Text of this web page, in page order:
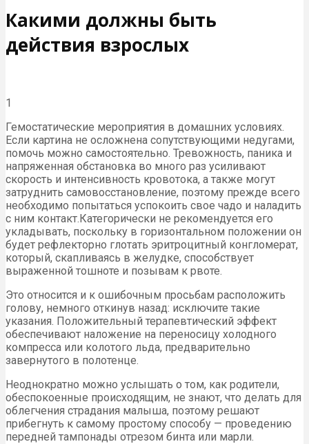
Какими должны быть
действия взрослых
1
Гемостатические мероприятия в домашних условиях.
Если картина не осложнена сопутствующими недугами,
помочь можно самостоятельно. Тревожность, паника и
напряженная обстановка во много раз усиливают
скорость и интенсивность кровотока, а также могут
затруднить самовосстановление, поэтому прежде всего
необходимо попытаться успокоить свое чадо и наладить
с ним контакт.Категорически не рекомендуется его
укладывать, поскольку в горизонтальном положении он
будет рефлекторно глотать эритроцитный конгломерат,
который, скапливаясь в желудке, способствует
выраженной тошноте и позывам к рвоте.
Это относится и к ошибочным просьбам расположить
голову, немного откинув назад: исключите такие
указания. Положительный терапевтический эффект
обеспечивают наложение на переносицу холодного
компресса или колотого льда, предварительно
завернутого в полотенце.
Неоднократно можно услышать о том, как родители,
обеспокоенные происходящим, не знают, что делать для
облегчения страдания малыша, поэтому решают
прибегнуть к самому простому способу — проведению
передней тампонады отрезом бинта или марли.